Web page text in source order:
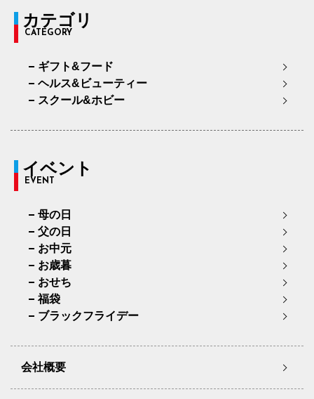
カテゴリ
CATEGORY
ギフト&フード
ヘルス&ビューティー
スクール&ホビー
イベント
EVENT
母の日
父の日
お中元
お歳暮
おせち
福袋
ブラックフライデー
会社概要